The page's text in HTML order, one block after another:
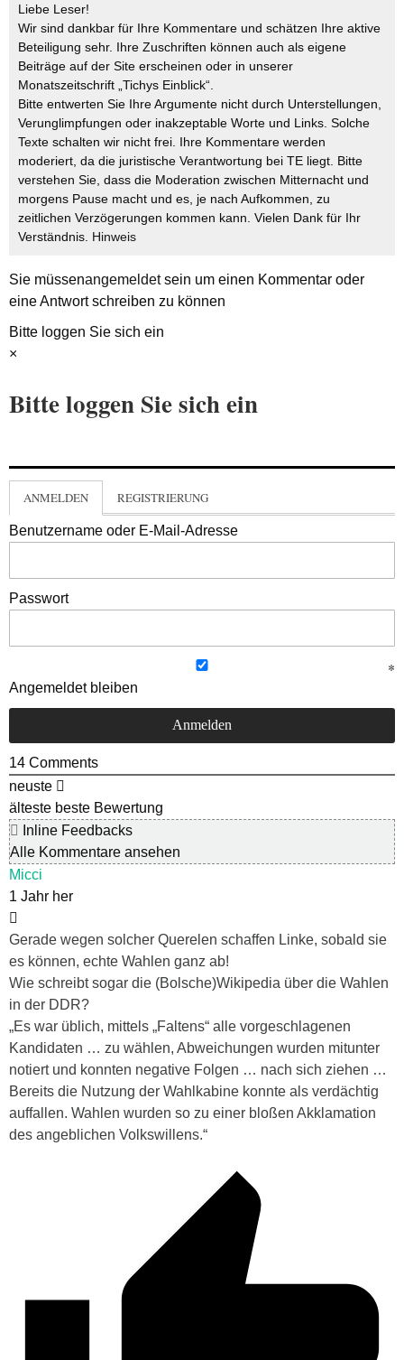
Liebe Leser!
Wir sind dankbar für Ihre Kommentare und schätzen Ihre aktive
Beteiligung sehr. Ihre Zuschriften können auch als eigene
Beiträge auf der Site erscheinen oder in unserer
Monatszeitschrift „Tichys Einblick“.
Bitte entwerten Sie Ihre Argumente nicht durch Unterstellungen,
Verunglimpfungen oder inakzeptable Worte und Links. Solche
Texte schalten wir nicht frei. Ihre Kommentare werden
moderiert, da die juristische Verantwortung bei TE liegt. Bitte
verstehen Sie, dass die Moderation zwischen Mitternacht und
morgens Pause macht und es, je nach Aufkommen, zu
zeitlichen Verzögerungen kommen kann. Vielen Dank für Ihr
Verständnis. Hinweis
Sie müssenangemeldetsein um einen Kommentar oder
eine Antwort schreiben zu können
Bitte loggen Sie sich ein
×
Bitte loggen Sie sich ein
ANMELDEN REGISTRIERUNG
Benutzername oder E-Mail-Adresse
Passwort
Angemeldet bleiben
14 Comments
neuste
älteste beste Bewertung
Inline Feedbacks
Alle Kommentare ansehen
Micci
1 Jahr her
Gerade wegen solcher Querelen schaffen Linke, sobald sie
es können, echte Wahlen ganz ab!
Wie schreibt sogar die (Bolsche)Wikipedia über die Wahlen
in der DDR?
„Es war üblich, mittels „Faltens“ alle vorgeschlagenen
Kandidaten … zu wählen, Abweichungen wurden mitunter
notiert und konnten negative Folgen … nach sich ziehen …
Bereits die Nutzung der Wahlkabine konnte als verdächtig
auffallen. Wahlen wurden so zu einer bloßen Akklamation
des angeblichen Volkswillens.“